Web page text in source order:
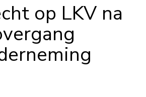
op LKV na